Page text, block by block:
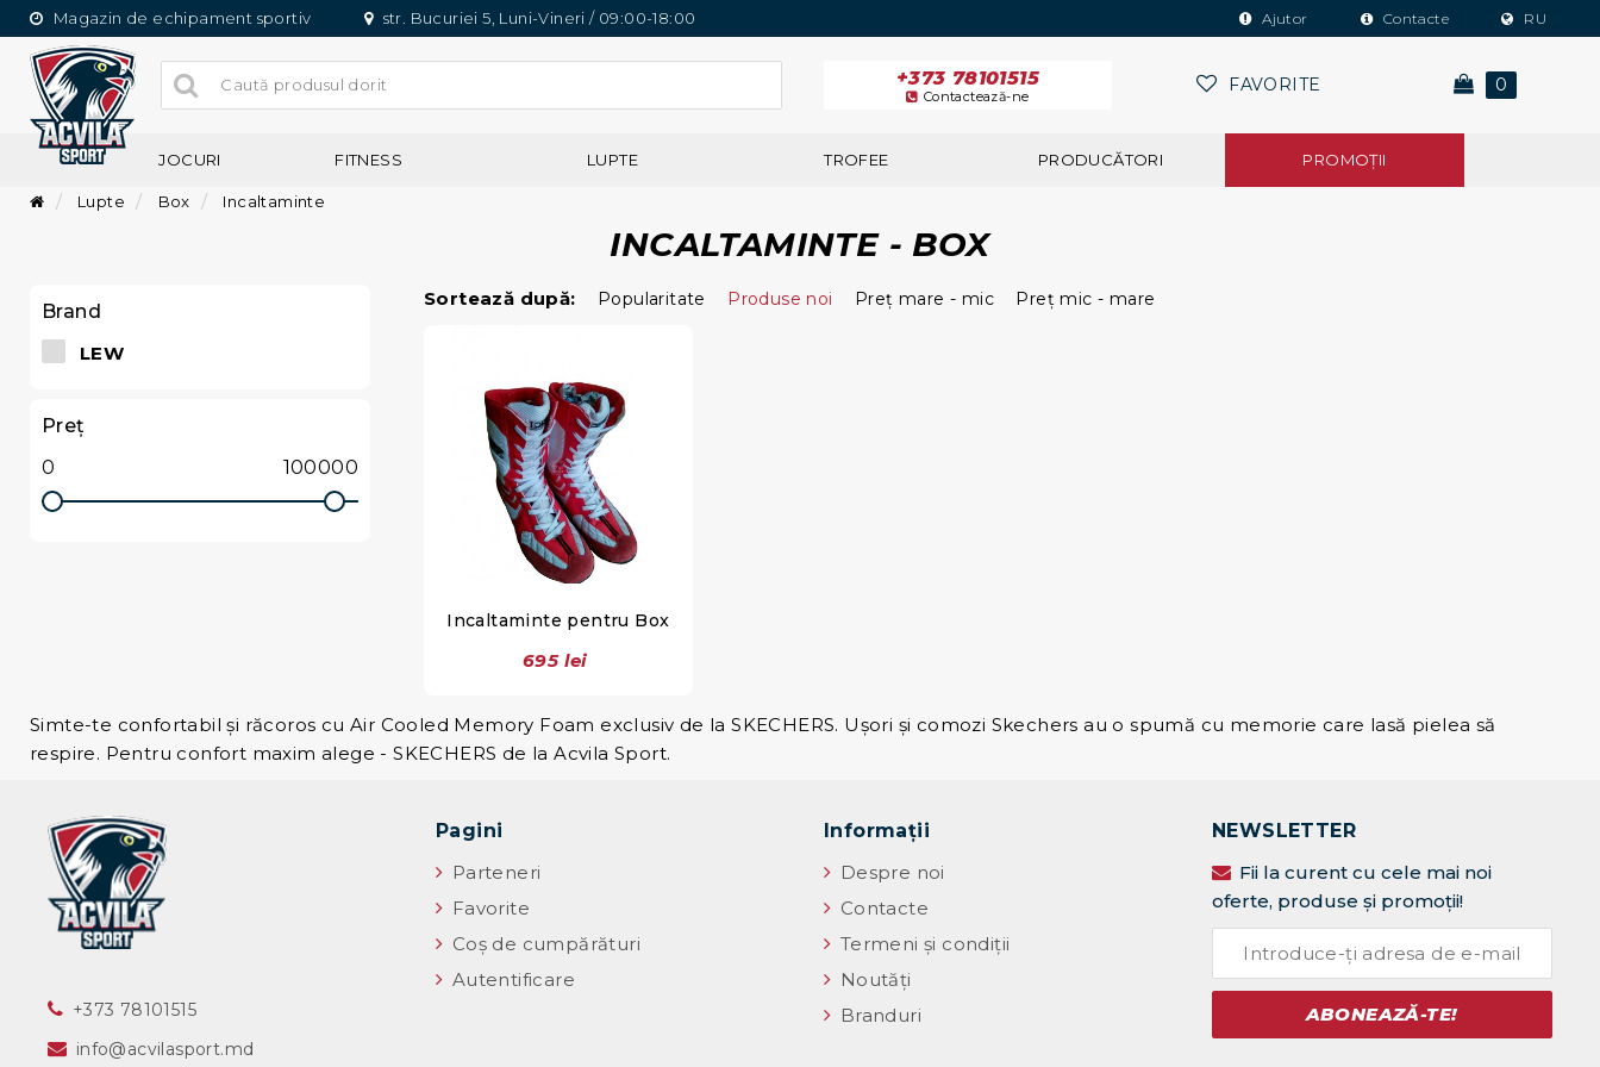
Magazin de echipament sportiv str. Bucuriei 5, Luni-Vineri / 09:00-18:00 Ajutor Contacte RU
+373 78101515
Contactează-ne
FAVORITE 0
JOCURI FITNESS LUPTE TROFEE PRODUCĂTORI PROMOŢII
Lupte Box Incaltaminte
INCALTAMINTE - BOX
Brand
LEW
Preţ
Sortează după: Popularitate Produse noi Preţ mare - mic Preţ mic - mare
Incaltaminte pentru Box
695 lei
Simte-te confortabil și răcoros cu Air Cooled Memory Foam exclusiv de la SKECHERS. Ușori și comozi Skechers au o spumă cu memorie care lasă pielea să
respire. Pentru confort maxim alege - SKECHERS de la Acvila Sport.
‎+373 78101515
info@acvilasport.md
Pagini
Parteneri
Favorite
Coș de cumpărături
Autentificare
Informaţii
Despre noi
Contacte
Termeni și condiții
Noutăţi
Branduri
NEWSLETTER
Fii la curent cu cele mai noi
oferte, produse și promoții!
ABONEAZĂ-TE!